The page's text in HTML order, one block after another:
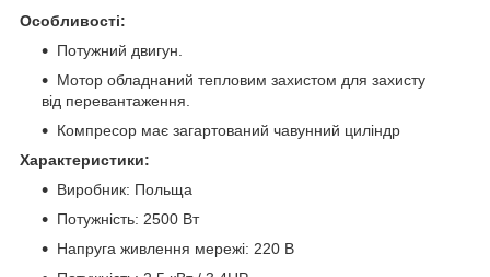
Особливості:
Потужний двигун.
Мотор обладнаний тепловим захистом для захисту
від перевантаження.
Компресор має загартований чавунний циліндр
Характеристики:
Виробник: Польща
Потужність: 2500 Вт
Напруга живлення мережі: 220 В